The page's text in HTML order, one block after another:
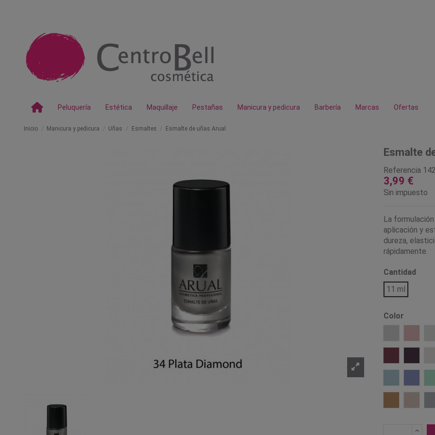
Peluquería Estética Maquillaje Pestañas Manicura y pedicura Barbería Marcas Ofertas
Inicio Manicura y pedicura Uñas Esmaltes Esmalte de uñas Arual
Esmalte
Referencia
3,99 €
Sin impuesto
La
aplicación y
dureza,
rápidamente.
Cantidad
11 ml
Color